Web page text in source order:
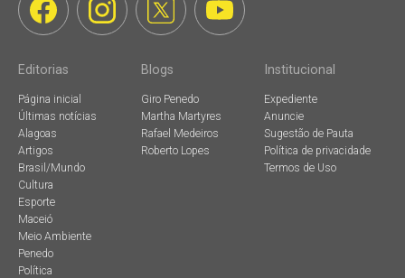
Editorias
Página inicial
Últimas notícias
Alagoas
Artigos
Brasil/Mundo
Cultura
Esporte
Maceió
Meio Ambiente
Penedo
Política
Blogs
Giro Penedo
Martha Martyres
Rafael Medeiros
Roberto Lopes
Institucional
Expediente
Anuncie
Sugestão de Pauta
Política de privacidade
Termos de Uso